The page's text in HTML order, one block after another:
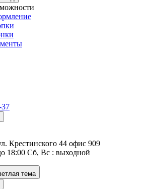
37
Крестинского 44 офис 909
18:00 Сб, Вс : выходной
тема